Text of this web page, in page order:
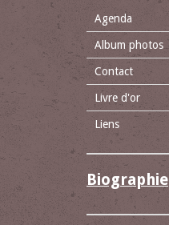
Agenda
Album photos
Contact
Livre d'or
Liens
Biographie